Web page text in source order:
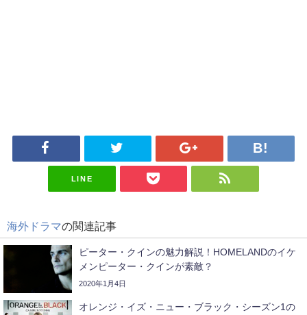
LINE
海外ドラマの関連記事
ピーター・クインの魅力解説！HOMELANDのイケ
メンピーター・クインが素敵？
2020年1月4日
オレンジ・イズ・ニュー・ブラック・シーズン1の